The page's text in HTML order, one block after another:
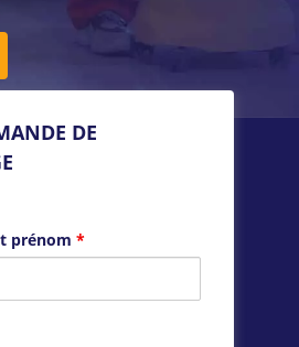
DE
prénom *